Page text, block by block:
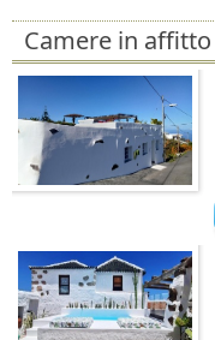
Camere in affitto